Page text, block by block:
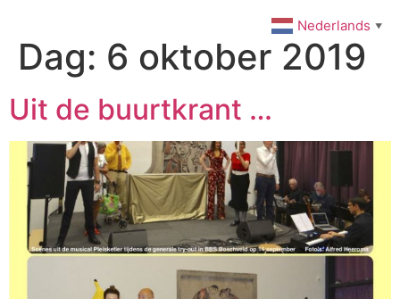
inhoudDag: 6 oktober 2019
Uit de buurtkrant …
Nederlands ▼